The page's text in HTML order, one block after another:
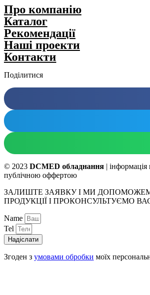
Про компанію
Каталог
Рекомендації
Нашi проекти
Контакти
Поділитися
© 2023 DCMED обладнання | інформація
публічною оффертою
ЗАЛИШТЕ ЗАЯВКУ І МИ
ПРОДУКЦІЇ І ПРОКОНСУЛЬТУЄМО
Name
Tel
Надіслати
Згоден з умовами обробки моїх